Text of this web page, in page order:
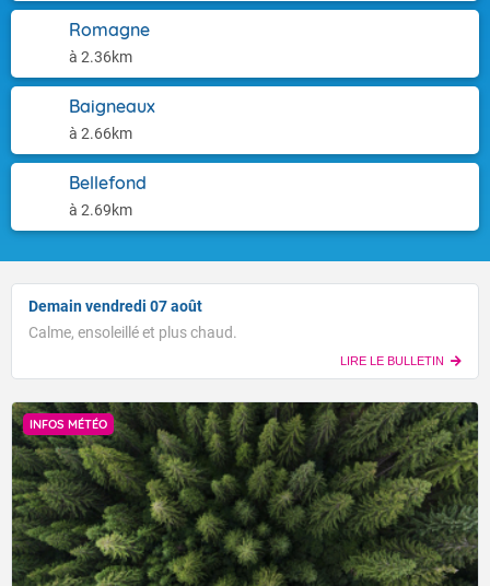
Romagne
à 2.36km
Baigneaux
à 2.66km
Bellefond
à 2.69km
Demain vendredi 07 août
Calme, ensoleillé et plus chaud.
LIRE LE BULLETIN
INFOS MÉTÉO